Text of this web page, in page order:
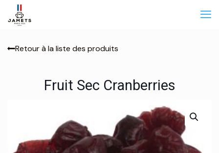
Retour à la liste des produits
Fruit Sec Cranberries